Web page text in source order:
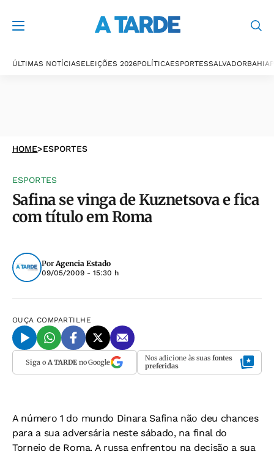
ÚLTIMAS NOTÍCIASELEIÇÕES 2026POLÍTICAESPORTESSALVADORBAHIA
HOME>ESPORTES
ESPORTES
Safina se vinga de Kuznetsova e fica
com título em Roma
PorAgencia Estado
09/05/2009 - 15:30 h
OUÇA COMPARTILHE
Siga o A TARDEno Google Nos adicione às suas fontes
preferidas
A número 1 do mundo Dinara Safina não deu chances
para a sua adversária neste sábado, na final do
Torneio de Roma. A russa enfrentou na decisão a sua